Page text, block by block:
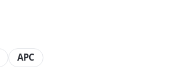
APC